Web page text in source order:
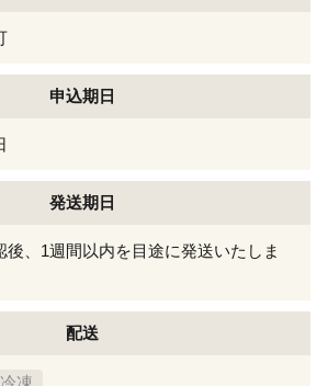
申込期日
発送期日
後、1週間以内を目途に発送いたしま
配送
冷凍